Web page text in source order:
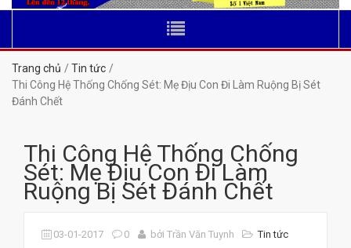
Trang chủ
Tin tức
Thi Công Hệ Thống Chống Sét: Mẹ Địu Con Đi Làm Ruộng Bị Sét
Đánh Chết
Thi Công Hệ Thống Chống
Sét: Mẹ Địu Con Đi Làm
Ruộng Bị Sét Đánh Chết
03-01-2017 0 bởi Trần Văn Tuynh Tin tức